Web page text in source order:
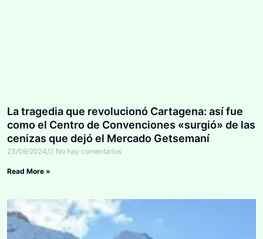
La tragedia que revolucionó Cartagena: así fue
como el Centro de Convenciones «surgió» de las
cenizas que dejó el Mercado Getsemaní
23/09/2024 No hay comentarios
Read More »